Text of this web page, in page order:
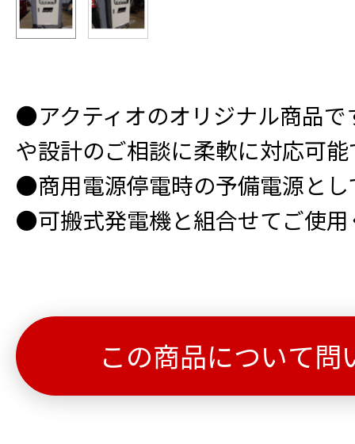
●アクティオのオリジナル商品で
や設計のご相談に柔軟に対応可能
●商用電源停電時の予備電源とし
●可搬式発電機と組合せてご使用
この商品について問